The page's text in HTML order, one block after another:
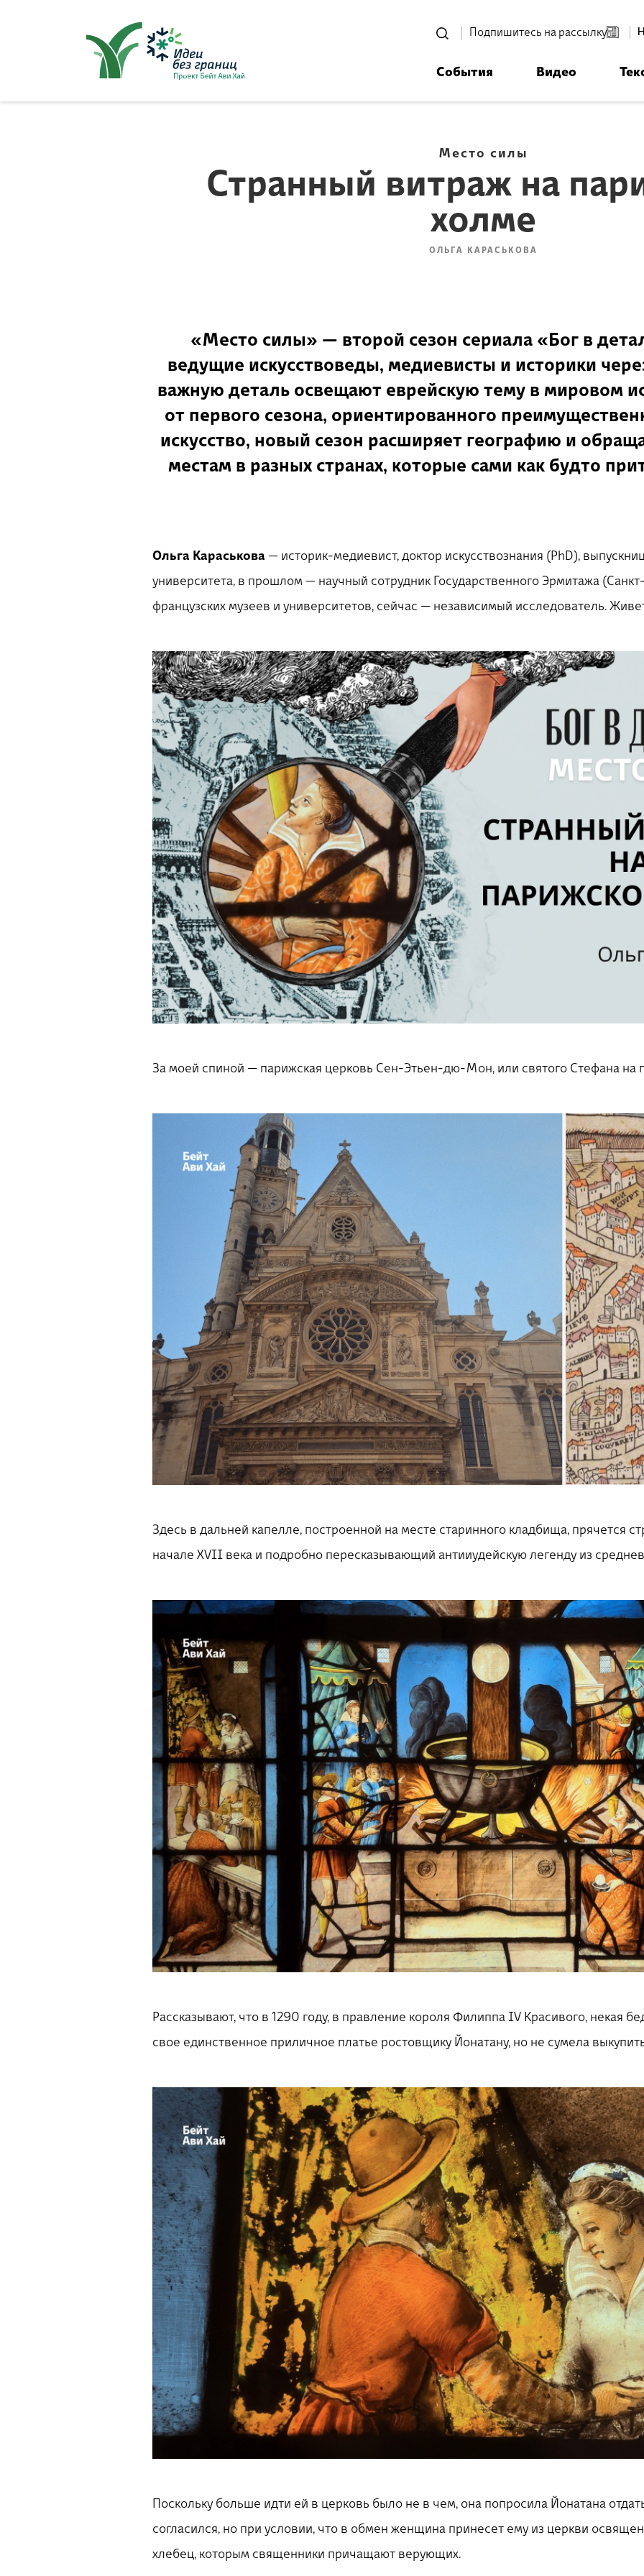
Подпишитесь на рассылку
События Видео
Место силы
Странный витраж на
холме
ОЛЬГА КАРАСЬКОВА
«Место силы» — второй сезон сериала «Бог в
ведущие искусствоведы, медиевисты и историки
важную деталь освещают еврейскую тему в мировом
от первого сезона, ориентированного
искусство, новый сезон расширяет географию и
местам в разных странах, которые сами как будто
Ольга Караськова — историк-медиевист, доктор искусствознания (PhD),
университета, в прошлом — научный сотрудник Государственного Эрмитажа
французских музеев и университетов, сейчас — независимый исследователь.
За моей спиной — парижская церковь Сен-Этьен-дю-Мон, или святого Стефана на
Здесь в дальней капелле, построенной на месте старинного кладбища, прячется
начале XVII века и подробно пересказывающий антииудейскую легенду из
Рассказывают, что в 1290 году, в правление короля Филиппа IV Красивого, некая
свое единственное приличное платье ростовщику Йонатану, но не сумела
Поскольку больше идти ей в церковь было не в чем, она попросила Йонатана
согласился, но при условии, что в обмен женщина принесет ему из церкви
хлебец, которым священники причащают верующих.
סגור
אביחי לפני כולם? - דף משוכפל
*Электронный адрес